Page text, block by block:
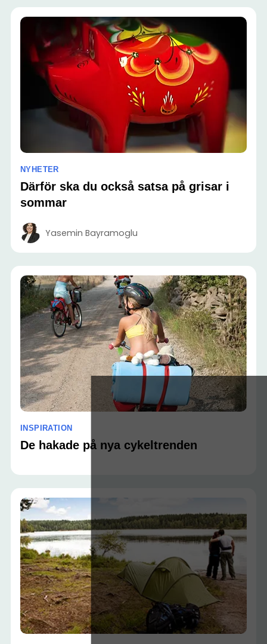
NYHETER
Därför ska du också satsa på grisar i
sommar
Yasemin Bayramoglu
INSPIRATION
De hakade på nya cykeltrenden